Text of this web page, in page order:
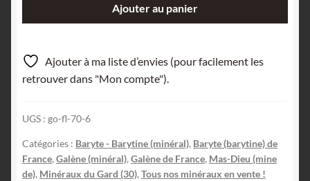
de
Barytine
(Baryte)
Galène,
Mine
de
Mercoirol,
Ajouter au panier
Ajouter à ma liste d’envies (pour facilement les
retrouver dans "Mon compte").
UGS : go-fl-70-6
Catégories : Baryte - Barytine (minéral), Baryte (barytine) de
France, Galène (minéral), Galène de France, Mas-Dieu (mine
de), Minéraux du Gard (30), Tous nos minéraux en vente !